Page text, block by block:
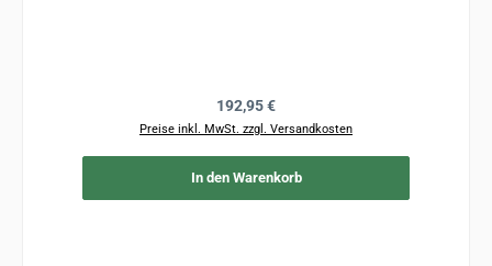
Regulärer Preis:
192,95 €
Preise inkl. MwSt. zzgl. Versandkosten
In den Warenkorb